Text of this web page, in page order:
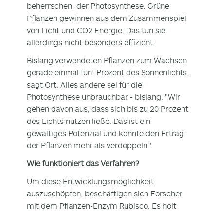
beherrschen: der Photosynthese. Grüne
Pflanzen gewinnen aus dem Zusammenspiel
von Licht und CO2 Energie. Das tun sie
allerdings nicht besonders effizient.
Bislang verwendeten Pflanzen zum Wachsen
gerade einmal fünf Prozent des Sonnenlichts,
sagt Ort. Alles andere sei für die
Photosynthese unbrauchbar - bislang. "Wir
gehen davon aus, dass sich bis zu 20 Prozent
des Lichts nutzen ließe. Das ist ein
gewaltiges Potenzial und könnte den Ertrag
der Pflanzen mehr als verdoppeln."
Wie funktioniert das Verfahren?
Um diese Entwicklungsmöglichkeit
auszuschöpfen, beschäftigen sich Forscher
mit dem Pflanzen-Enzym Rubisco. Es holt